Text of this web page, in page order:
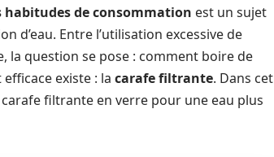
habitudes de consommation est un sujet
d’eau. Entre l’utilisation excessive de
la question se pose : comment boire de
existe : la carafe filtrante. Dans cet
filtrante en verre pour une eau plus